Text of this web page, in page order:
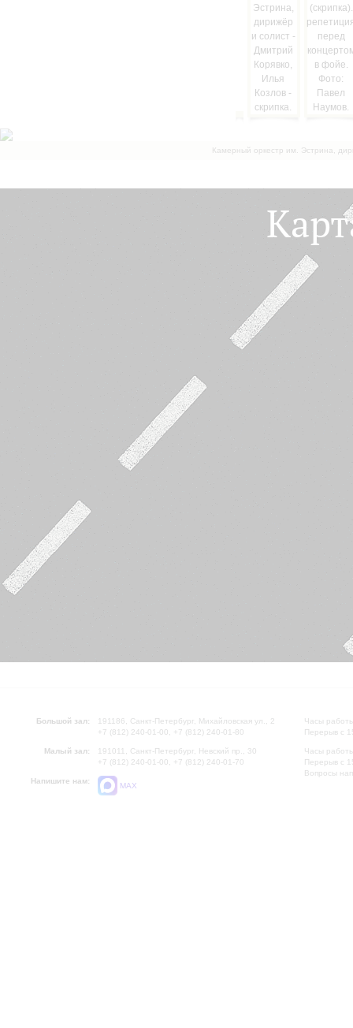
Камерный оркестр им. Эстрина,
Большой зал:
191186, Санкт-Петербург, Михайловская ул., 2
+7 (812) 240-01-00, +7 (812) 240-01-80
Малый зал:
191011, Санкт-Петербург, Невский пр., 30
+7 (812) 240-01-00, +7 (812) 240-01-70
Напишите нам:
MAX
Часы
Перерыв с
Часы
Перерыв с
Вопросы